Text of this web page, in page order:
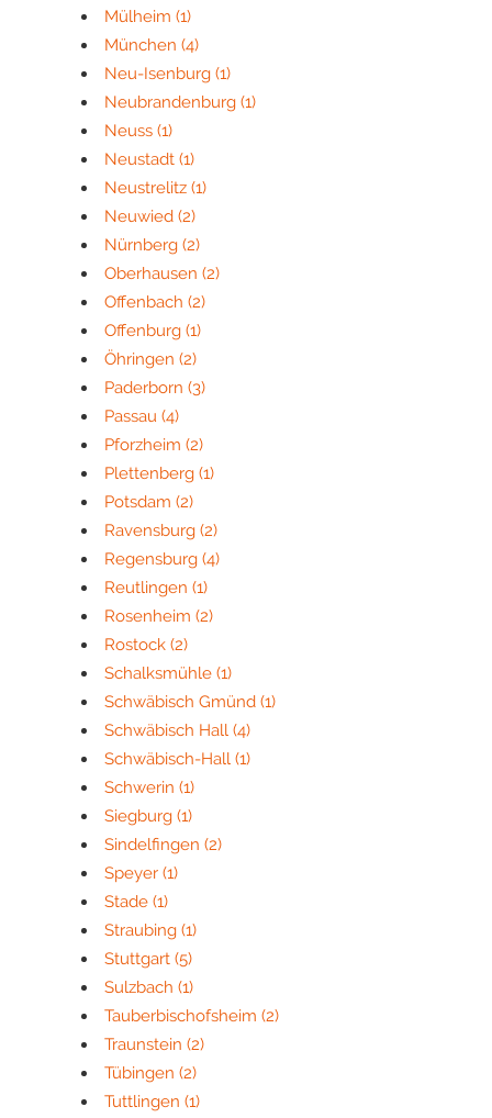
Mülheim (1)
München (4)
Neu-Isenburg (1)
Neubrandenburg (1)
Neuss (1)
Neustadt (1)
Neustrelitz (1)
Neuwied (2)
Nürnberg (2)
Oberhausen (2)
Offenbach (2)
Offenburg (1)
Öhringen (2)
Paderborn (3)
Passau (4)
Pforzheim (2)
Plettenberg (1)
Potsdam (2)
Ravensburg (2)
Regensburg (4)
Reutlingen (1)
Rosenheim (2)
Rostock (2)
Schalksmühle (1)
Schwäbisch Gmünd (1)
Schwäbisch Hall (4)
Schwäbisch-Hall (1)
Schwerin (1)
Siegburg (1)
Sindelfingen (2)
Speyer (1)
Stade (1)
Straubing (1)
Stuttgart (5)
Sulzbach (1)
Tauberbischofsheim (2)
Traunstein (2)
Tübingen (2)
Tuttlingen (1)